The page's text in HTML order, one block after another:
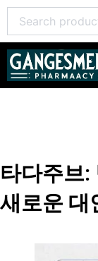
콘
츠
너
for:
타다주브:
새로운 대